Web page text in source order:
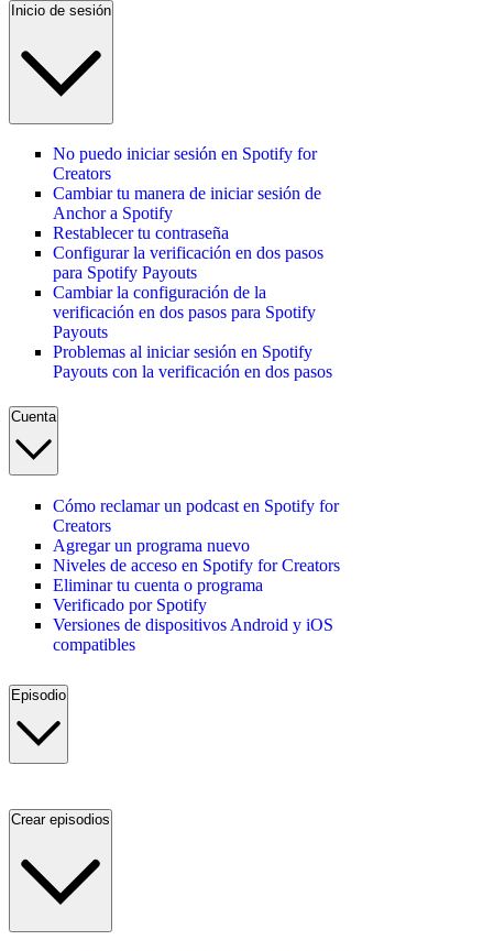
Inicio de sesión
No puedo iniciar sesión en Spotify for
Creators
Cambiar tu manera de iniciar sesión de
Anchor a Spotify
Restablecer tu contraseña
Configurar la verificación en dos pasos
para Spotify Payouts
Cambiar la configuración de la
verificación en dos pasos para Spotify
Payouts
Problemas al iniciar sesión en Spotify
Payouts con la verificación en dos pasos
Cuenta
Cómo reclamar un podcast en Spotify for
Creators
Agregar un programa nuevo
Niveles de acceso en Spotify for Creators
Eliminar tu cuenta o programa
Verificado por Spotify
Versiones de dispositivos Android y iOS
compatibles
Episodio
Crear episodios